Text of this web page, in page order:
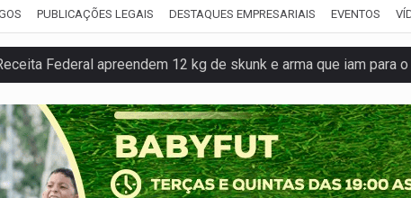
PUBLICAÇÕES LEGAIS DESTAQUES EMPRESARIAIS EVENTOS
Federal apreendem 12 kg de skunk e arma que iam para
Membros do CV são presos com armas e drogas após crime
Espetáculo As Marias Somos Nós será apresentado na
após furto de motocicleta em frente de academia